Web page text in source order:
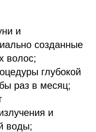
и
созданные
волос;
глубокой
раз в месяц;
и
воды;